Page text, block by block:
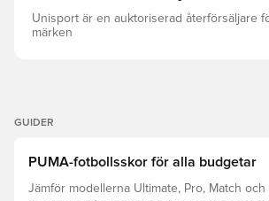
FG-dubbar för gräsplaner. Vikt: 255 gram Obs: PUMA
anger att färgen på yttersulan kan blekna
Unisport är en auktoriserad återförsäljare
märken
GUIDER
PUMA-fotbollsskor för alla budgetar
Jämför modellerna Ultimate, Pro, Match och